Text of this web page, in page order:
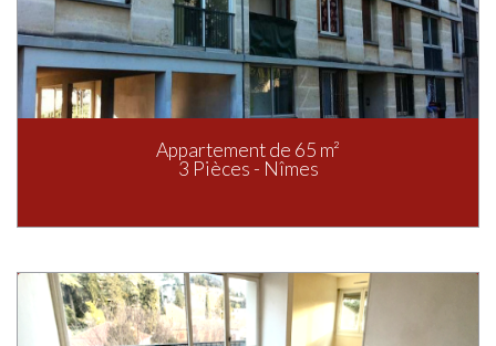
Appartement de 65 m²
3 Pièces - Nîmes